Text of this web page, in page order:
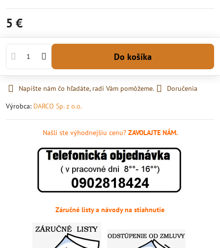
5 €
Do košíka
Napíšte nám čo hľadáte, radi Vám pomôžeme.
Doručenia
Výrobca: DARCO Sp. z o.o.
Našli ste výhodnejšiu cenu?ZAVOLAJTE NÁM.
Záručné listy a návody na stiahnutie